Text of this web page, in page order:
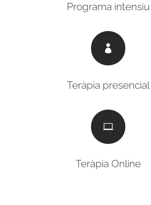
Programa intensiu

Teràpia presencial

Teràpia Online